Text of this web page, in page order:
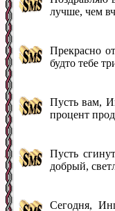
лучше, чем
Прекрасно
будто тебе
Пусть вам,
процент
Пусть
добрый,
Сегодня,